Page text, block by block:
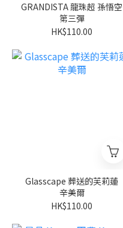
GRANDISTA 龍珠超 孫悟空
第三彈
HK$110.00
Glasscape 葬送的芙莉蓮
辛美爾
HK$110.00